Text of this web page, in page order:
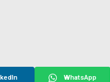
WhatsApp